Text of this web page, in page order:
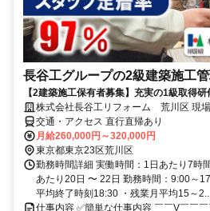
長谷工グループの2級建築施工
【2建築施工保有者募集】充実の1級取得
株式会社長谷工リフォーム 荒川区 現場
交通・アクセス 直行直帰あり
月給260,000円～320,000円
東京都東京23区荒川区
勤務時間詳細 実働時間：1日あたり7時
あたり20日 〜 22日 勤務時間：9:00～
平均終了時刻18:30 ・残業月平均15～2...
仕事内容 ✅簡単な仕事内容 ￣￣V￣￣